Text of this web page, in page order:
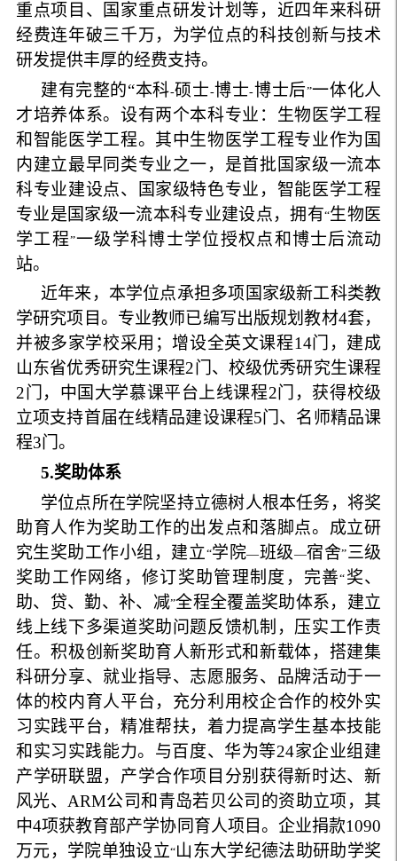
重点项目、国家重点研发计划等，近四年来科研
经费连年破三千万，为学位点的科技创新与技术
研发提供丰厚的经费支持。
建有完整的“本科-硕士-博士-博士后”一体化人
才培养体系。设有两个本科专业：生物医学工程
和智能医学工程。其中生物医学工程专业作为国
内建立最早同类专业之一，是首批国家级一流本
科专业建设点、国家级特色专业，智能医学工程
专业是国家级一流本科专业建设点，拥有“生物医
学工程”一级学科博士学位授权点和博士后流动
站。
近年来，本学位点承担多项国家级新工科类教
学研究项目。专业教师已编写出版规划教材4套，
并被多家学校采用；增设全英文课程14门，建成
山东省优秀研究生课程2门、校级优秀研究生课程
2门，中国大学慕课平台上线课程2门，获得校级
立项支持首届在线精品建设课程5门、名师精品课
程3门。
5.奖助体系
学位点所在学院坚持立德树人根本任务，将奖
助育人作为奖助工作的出发点和落脚点。成立研
究生奖助工作小组，建立“学院—班级—宿舍”三级
奖助工作网络，修订奖助管理制度，完善“ 奖、
助、贷、勤、补、减”全程全覆盖奖助体系，建立
线上线下多渠道奖助问题反馈机制，压实工作责
任。积极创新奖助育人新形式和新载体，搭建集
科研分享、就业指导、志愿服务、品牌活动于一
体的校内育人平台，充分利用校企合作的校外实
习实践平台，精准帮扶，着力提高学生基本技能
和实习实践能力。与百度、华为等24家企业组建
产学研联盟，产学合作项目分别获得新时达、新
风光、 ARM公司和青岛若贝公司的资助立项，其
中4项获教育部产学协同育人项目。企业捐款1090
万元，学院单独设立“山东大学纪德法助研助学奖